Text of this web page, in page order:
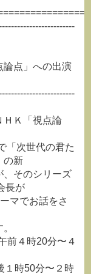
点」への出演
ＨＫ「視点論
「次世代の君た
の新
、そのシリーズ
長が
マでお話をさ
前４時20分〜４
１時50分〜２時